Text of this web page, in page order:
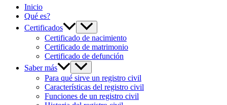
Inicio
Qué es?
Certificados
Certificado de nacimiento
Certificado de matrimonio
Certificado de defunción
Saber más
Para qué sirve un registro civil
Características del registro civil
Funciones de un registro civil